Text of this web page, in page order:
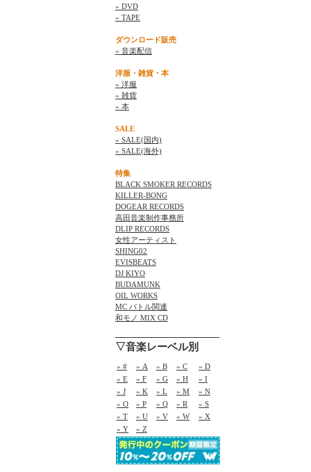
» DVD
» TAPE
ダウンロード販売
» 音楽配信
洋服・雑貨・本
» 洋服
» 雑貨
» 本
SALE
» SALE(国内)
» SALE(海外)
特集
BLACK SMOKER RECORDS
KILLER-BONG
DOGEAR RECORDS
高田音楽制作事務所
DLIP RECORDS
女性アーティスト
SHING02
EVISBEATS
DJ KIYO
BUDAMUNK
OIL WORKS
MC バトル関連
和モノ MIX CD
▽音楽レーベル別
» # » A » B » C
» D
» E
» F » G » H
» I
» J
» K » L » M
» N
» O
» P » Q » R
» S
» T
» U » V » W
» X
» Y
» Z